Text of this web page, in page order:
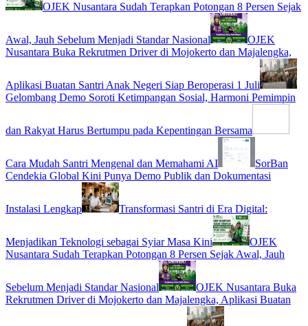
OJEK Nusantara Sudah Terapkan Potongan 8 Persen Sejak
Awal, Jauh Sebelum Menjadi Standar Nasional
OJEK
Nusantara Buka Rekrutmen Driver di Mojokerto dan Majalengka,
Aplikasi Buatan Santri Anak Negeri Siap Beroperasi 1 Juli
Gelombang Demo Soroti Ketimpangan Sosial, Harmoni Pemimpin
dan Rakyat Harus Bertumpu pada Kepentingan Bersama
Cara Mudah Santri Mengenal dan Memahami AI
SorBan
Cendekia Global Kini Punya Demo Publik dan Dokumentasi
Instalasi Lengkap Transformasi Santri di Era Digital:
Menjadikan Teknologi sebagai Syiar Masa Kini
OJEK
Nusantara Sudah Terapkan Potongan 8 Persen Sejak Awal, Jauh
Sebelum Menjadi Standar Nasional
OJEK Nusantara Buka
Rekrutmen Driver di Mojokerto dan Majalengka, Aplikasi Buatan